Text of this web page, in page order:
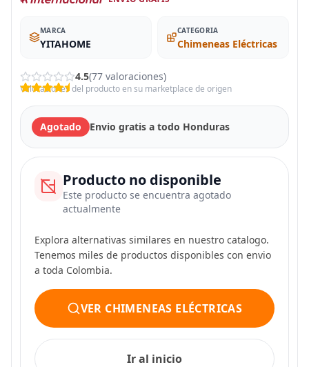
MARCA
YITAHOME
CATEGORIA
Chimeneas Eléctricas
4.5(77 valoraciones)
Valoraciones del producto en su marketplace de origen
Agotado Envio gratis a todo Honduras
Producto no disponible
Este producto se encuentra agotado
actualmente
Explora alternativas similares en nuestro catalogo.
Tenemos miles de productos disponibles con envio
a toda Colombia.
VER CHIMENEAS ELÉCTRICAS
Ir al inicio